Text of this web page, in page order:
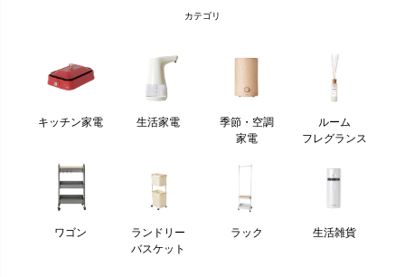
カテゴリ
キッチン家電 生活家電
季節・空調
家電
ルーム
フレグランス
ワゴン
ランドリー
バスケット
ラック 生活雑貨